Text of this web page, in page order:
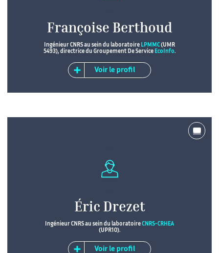
Françoise Berthoud
Ingénieur CNRS au sein du laboratoire LPMMC (UMR
5493), directrice du Groupement De Service EcoInfo.
Voir le profil
Éric Drezet
Ingénieur CNRS au sein du laboratoire CNRS-CRHEA
(UPR10).
Voir le profil